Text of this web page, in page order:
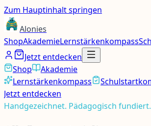
Zum Hauptinhalt springen
Alonies
ShopAkademieLernstärkenkompass
Jetzt entdecken
Shop
Akademie
Lernstärkenkompass
Jetzt entdecken
Handgezeichnet. Pädagogisch fundiert.